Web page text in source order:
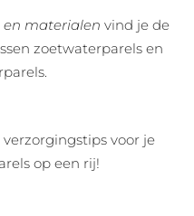
en materialen vind je de
zoetwaterparels en
voor je
op een rij!